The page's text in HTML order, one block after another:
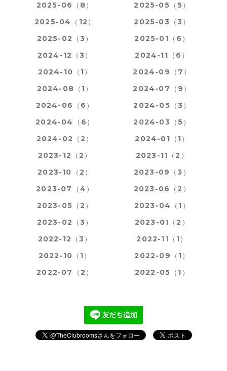
2025-06（8）
2025-05（5）
2025-04（12）
2025-03（3）
2025-02（3）
2025-01（6）
2024-12（3）
2024-11（6）
2024-10（1）
2024-09（7）
2024-08（1）
2024-07（9）
2024-06（6）
2024-05（3）
2024-04（6）
2024-03（5）
2024-02（2）
2024-01（1）
2023-12（2）
2023-11（2）
2023-10（2）
2023-09（3）
2023-07（4）
2023-06（2）
2023-05（2）
2023-04（1）
2023-02（3）
2023-01（2）
2022-12（3）
2022-11（1）
2022-10（1）
2022-09（1）
2022-07（2）
2022-05（1）